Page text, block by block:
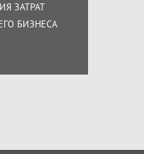
ЗАТРАТ
БИЗНЕСА